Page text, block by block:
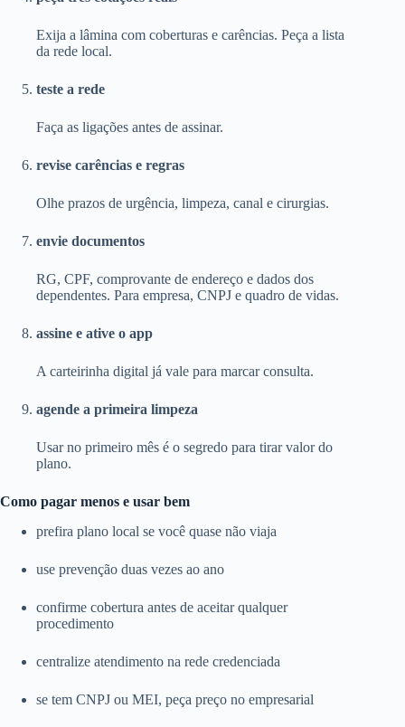
Exija a lâmina com coberturas e carências. Peça a lista
da rede local.
teste a rede
Faça as ligações antes de assinar.
revise carências e regras
Olhe prazos de urgência, limpeza, canal e cirurgias.
envie documentos
RG, CPF, comprovante de endereço e dados dos
dependentes. Para empresa, CNPJ e quadro de vidas.
assine e ative o app
A carteirinha digital já vale para marcar consulta.
agende a primeira limpeza
Usar no primeiro mês é o segredo para tirar valor do
plano.
Como pagar menos e usar bem
prefira plano local se você quase não viaja
use prevenção duas vezes ao ano
confirme cobertura antes de aceitar qualquer
procedimento
centralize atendimento na rede credenciada
se tem CNPJ ou MEI, peça preço no empresarial